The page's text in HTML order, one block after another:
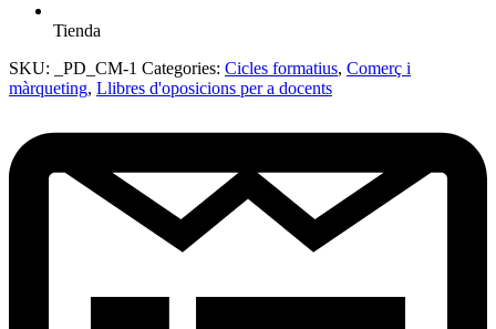
Tienda
SKU:
_PD_CM-1 Categories: Cicles formatius, Comerç i
màrqueting, Llibres d'oposicions per a docents